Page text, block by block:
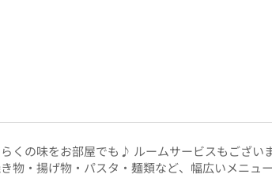
くの味をお部屋でも♪ ルームサービスもござい
物・揚げ物・パスタ・麺類など、幅広いメニュ